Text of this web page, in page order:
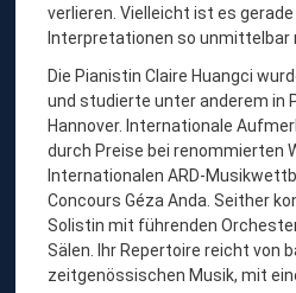
H
U
A
N
G
C
I
,
verlieren. Vielleicht ist es
Interpretationen so unmittelbar
Die Pianistin Claire Huangci
und studierte unter anderem in
Hannover. Internationale
durch Preise bei renommierten
Internationalen ARD-
Concours Géza Anda. Seither
Solistin mit führenden
Sälen. Ihr Repertoire reicht von
zeitgenössischen Musik, mit